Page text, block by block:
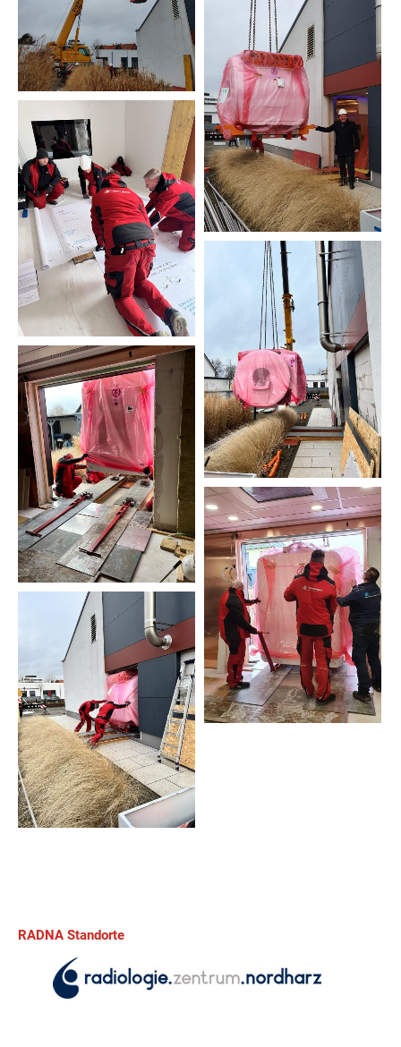
RADNA Standorte